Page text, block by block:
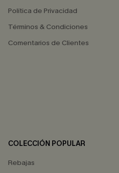
Política de Privacidad
Términos & Condiciones
Comentarios de Clientes
COLECCIÓN POPULAR
Rebajas